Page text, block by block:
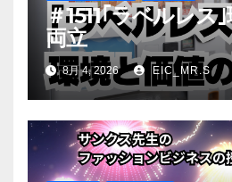
＃1511｢ラベルレス
両立
8月 4, 2026 EIC_MR.S